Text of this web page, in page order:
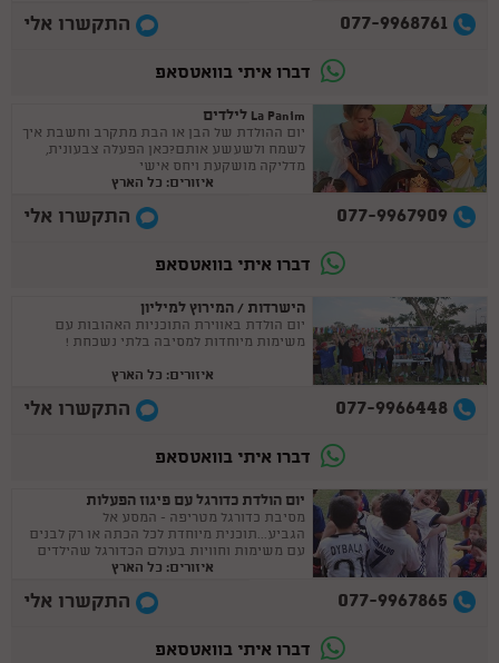
077-9968761 התקשרו אלי
דברו איתי בוואטסאפ
La Panim לילדים
יום ההולדת של הבן או הבת מתקרב וחשבת איך
לשמח ולשעשע אותם?כאן הפעלה צבעונית,
מדליקה מושקעת ויחס אישי
איזורים: כל הארץ
077-9967909 התקשרו אלי
דברו איתי בוואטסאפ
הישרדות / המירוץ למיליון
יום הולדת באווירת התוכניות האהובות עם
משימות מיוחדות למסיבה בלתי נשכחת !
איזורים: כל הארץ
077-9966448 התקשרו אלי
דברו איתי בוואטסאפ
יום הולדת כדורגל עם פיגוז הפעלות
מסיבת כדורגל מטריפה - המסע אל
הגביע...תוכנית מיוחדת לכל הכתה או רק לבנים
עם משימות וחוויות בעולם הכדורגל שהילדים
איזורים: כל הארץ
077-9967865 התקשרו אלי
דברו איתי בוואטסאפ